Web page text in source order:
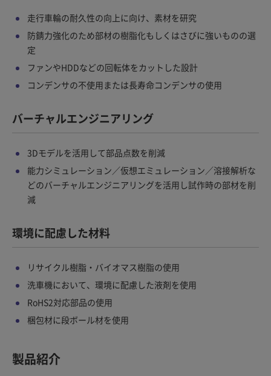
走行車輪の耐久性の向上に向け、素材を研究
防錆力強化のため部材の樹脂化もしくはさびに強いものの選
定
ファンやHDDなどの回転体をカットした設計
コンデンサの不使用または長寿命コンデンサの使用
バーチャルエンジニアリング
3Dモデルを活用して部品点数を削減
能力シミュレーション／仮想エミュレーション／溶接解析な
どのバーチャルエンジニアリングを活用し試作時の部材を削
減
環境に配慮した材料
リサイクル樹脂・バイオマス樹脂の使用
洗車機において、環境に配慮した液剤を使用
RoHS2対応部品の使用
梱包材に段ボール材を使用
製品紹介